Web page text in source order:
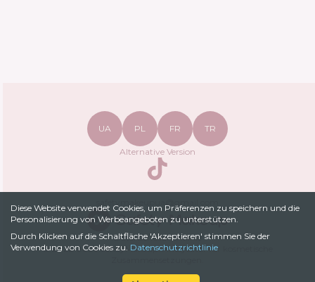
Diese Website verwendet Cookies, um Präferenzen zu speichern und die
Personalisierung von Werbeangeboten zu unterstützen.
Durch Klicken auf die Schaltfläche 'Akzeptieren' stimmen Sie der
Verwendung von Cookies zu. Datenschutzrichtlinie
Datenschutzrichtlinie
© 2022-2026SafetyMakeup.Analysator für kosmetische
UA PL FR TR
Alternative Version
TikTok